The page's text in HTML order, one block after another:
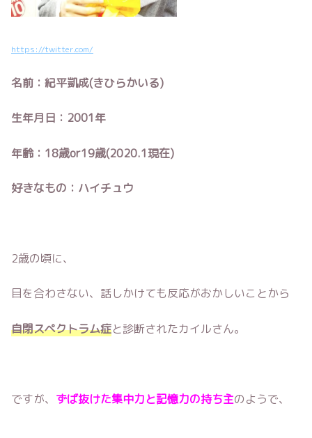
https://twitter.com/
名前：紀平凱成(きひらかいる)
生年月日：2001年
年齢：18歳or19歳(2020.1現在)
好きなもの：ハイチュウ
2歳の頃に、
目を合わさない、話しかけても反応がおかしいことから
自閉スペクトラム症と診断されたカイルさん。
ですが、 ずば抜けた集中力と記憶力の持ち主のようで、